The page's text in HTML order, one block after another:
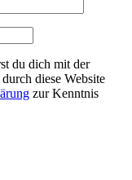
du dich mit der
diese Website
zur Kenntnis